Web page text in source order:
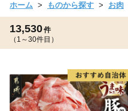
ホーム ものから探す お肉
13,530件
（1～30件目）